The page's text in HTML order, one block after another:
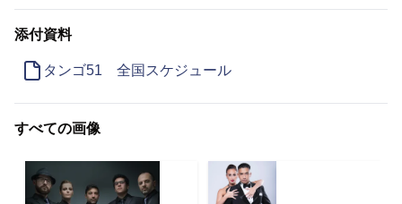
添付資料
タンゴ51 全国スケジュール
すべての画像